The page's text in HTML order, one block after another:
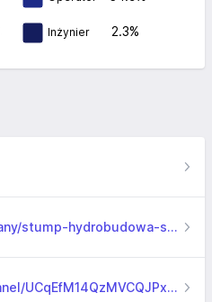
Inżynier 2.3%
linkedin.com/company/stump-hydrobudowa-sp-z-o-o
youtube.com/channel/UCqEfM14QzMVCQJPxV6evdRw